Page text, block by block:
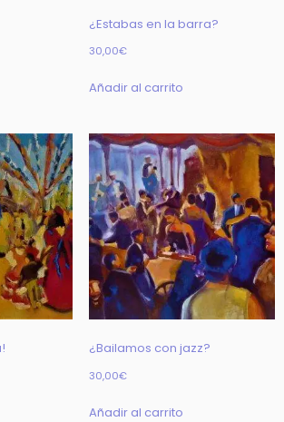
¿Estabas en la barra?
30,00€
Añadir al carrito
¿Bailamos con jazz?
30,00€
Añadir al carrito